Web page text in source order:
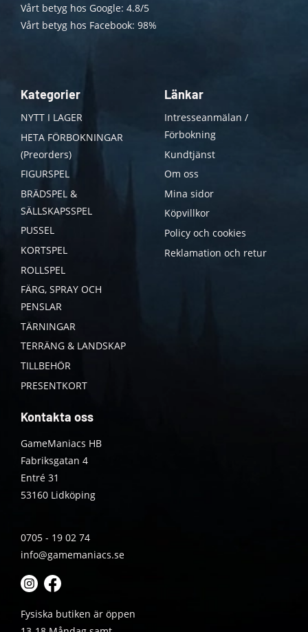
Vårt betyg hos Google: 4.8/5
Vårt betyg hos Facebook: 98%
Kategorier
NYTT I LAGER
HETA FÖRBOKNINGAR
(Preorders)
FIGURSPEL
BRÄDSPEL &
SÄLLSKAPSSPEL
PUSSEL
KORTSPEL
ROLLSPEL
FÄRG, SPRAY OCH
PENSLAR
TÄRNINGAR
TERRÄNG & LANDSKAP
TILLBEHÖR
PRESENTKORT
Länkar
Intresseanmälan /
Förbokning
Kundtjänst
Om oss
Mina sidor
Köpvillkor
Policy och cookies
Reklamation och retur
Kontakta oss
GameManiacs HB
Fabriksgatan 4
Entré 31
53160 Lidköping
0705 - 19 02 74
info@gamemaniacs.se
Fysiska butiken är öppen